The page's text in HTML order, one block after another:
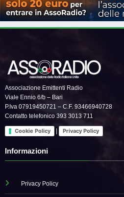
Associazione Emittenti Radio
Viale Ennio 6/b – Bari
P.Iva 07919450721 – C.F. 93466940728
Contatto telefonico 393 3013 711
Cookie Policy | Privacy Policy
Informazioni
Privacy Policy